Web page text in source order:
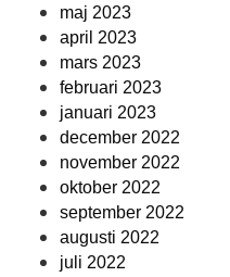
maj 2023
april 2023
mars 2023
februari 2023
januari 2023
december 2022
november 2022
oktober 2022
september 2022
augusti 2022
juli 2022